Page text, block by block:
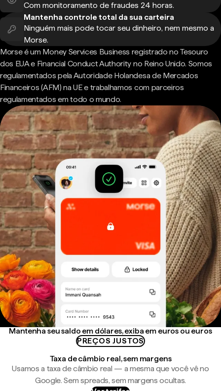
Com monitoramento de fraudes 24 horas.
Mantenha controle total da sua carteira
Ninguém mais pode tocar seu dinheiro, nem mesmo a
Morse.
Morse é um Money Services Business registrado no Tesouro
dos EUA e Financial Conduct Authority no Reino Unido. Somos
regulamentados pela Autoridade Holandesa de Mercados
Financeiros (AFM) na UE e trabalhamos com parceiros
regulamentados em todo o mundo.
Mantenha seu saldo em dólares, exiba em euros ou euros
PREÇOS JUSTOS
Taxa de câmbio real, sem margens
Usamos a taxa de câmbio real — a mesma que você vê no
Google. Sem spreads, sem margens ocultas.